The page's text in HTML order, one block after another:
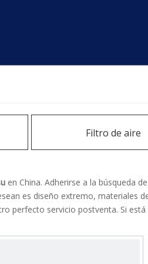
Filtro de aire
en China. Adherirse a la búsqueda
es diseño extremo, materiales
perfecto servicio postventa. Si